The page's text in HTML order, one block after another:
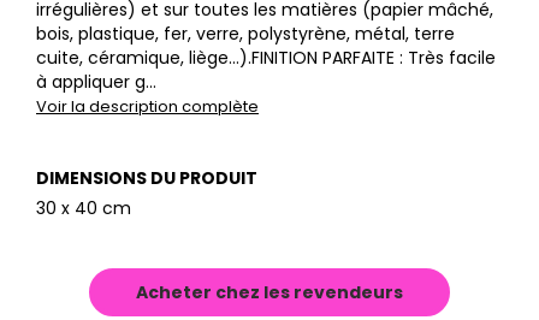
irrégulières) et sur toutes les matières (papier mâché,
bois, plastique, fer, verre, polystyrène, métal, terre
cuite, céramique, liège…).FINITION PARFAITE : Très facile
à appliquer g...
Voir la description complète
DIMENSIONS DU PRODUIT
30 x 40 cm
Acheter chez les revendeurs